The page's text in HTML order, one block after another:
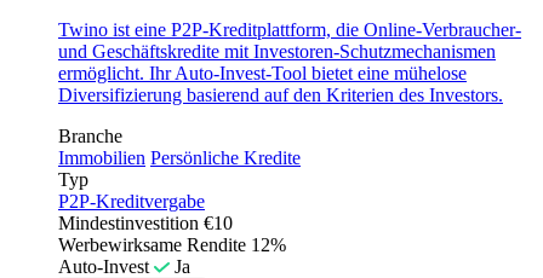
Twino ist eine P2P-Kreditplattform, die Online-Verbraucher-
und Geschäftskredite mit Investoren-Schutzmechanismen
ermöglicht. Ihr Auto-Invest-Tool bietet eine mühelose
Diversifizierung basierend auf den Kriterien des Investors.
Branche
Immobilien Persönliche Kredite
Typ
P2P-Kreditvergabe
Mindestinvestition €10
Werbewirksame Rendite 12%
Auto-Invest
Ja